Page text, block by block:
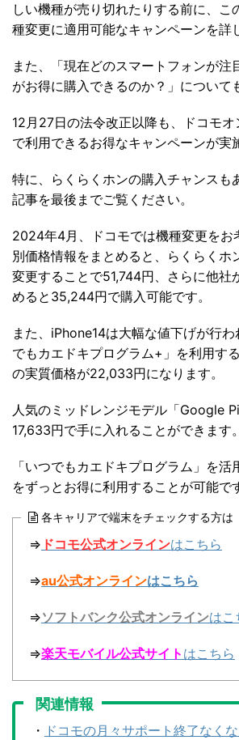
しい機種が売り切れたりする前に、こ
種変更に適用可能なキャンペーンを詳
また、「現在どのスマートフォンが注
がお得に購入できるのか？」について
12月27日の法令改正以降も、ドコモ
で利用できるお得なキャンペーンが実
特に、らくらくホンの購入チャンスも
記事を最後までご覧ください。
2024年4月、ドコモでは機種変更をお
別価格情報をまとめると、らくらくホ
変更することで51,744円、さらに他社
めると35,244円で購入可能です。
また、iPhone14は大幅な値下げが行
でもカエドキプログラム+」を利用す
の実質価格が22,033円になります。
人気のミッドレンジモデル「Google
17,633円で手に入れることができます。
「いつでもカエドキプログラム」を
をずっとお得に利用することが可能で
各キャリアで端末をチェックする方は
⇒ ドコモ公式オンラインはこちら
⇒au公式オンラインはこちら
⇒ソフトバンク公式オンラインはこ
⇒楽天モバイル公式サイト はこちら
関連情報
・ ドコモの月々サポート終了なく